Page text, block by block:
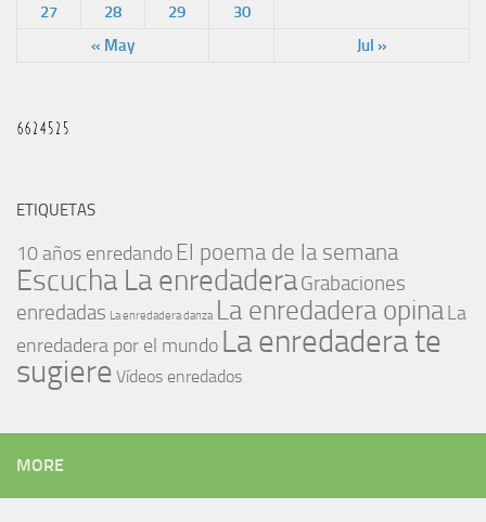
« May Jul »
27
28 29 30
ETIQUETAS
10 años enredando El poema de la semana
Escucha La enredaderaGrabaciones
enredadas La enredadera danza La enredadera opina La
enredadera por el mundo La enredadera te
sugiere Vídeos enredados
MORE